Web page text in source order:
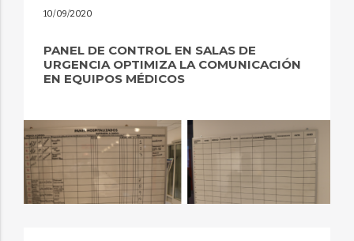
10/09/2020
PANEL DE CONTROL EN SALAS DE
URGENCIA OPTIMIZA LA COMUNICACIÓN
EN EQUIPOS MÉDICOS